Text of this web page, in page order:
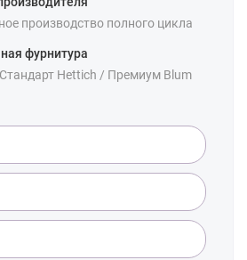
дуба Массив ясеня
производство полного цикла
фурнитура
Hettich / Премиум Blum